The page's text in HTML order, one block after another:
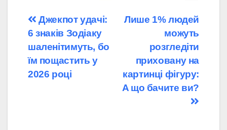
Навігація
записів
Лише 1% людей
можуть
розгледіти
приховану на
картинці фігуру:
A що бачите ви?
Джекпот удачі:
6 знаків Зодіаку
шаленітимуть, бо
їм пощастить у
2026 році